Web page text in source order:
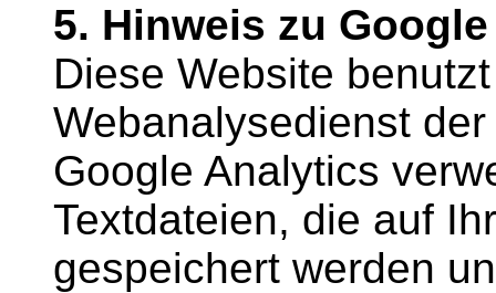
5. Hinweis zu
Diese Website
Webanalysedienst der
Google Analytics
Textdateien, die auf
gespeichert werden